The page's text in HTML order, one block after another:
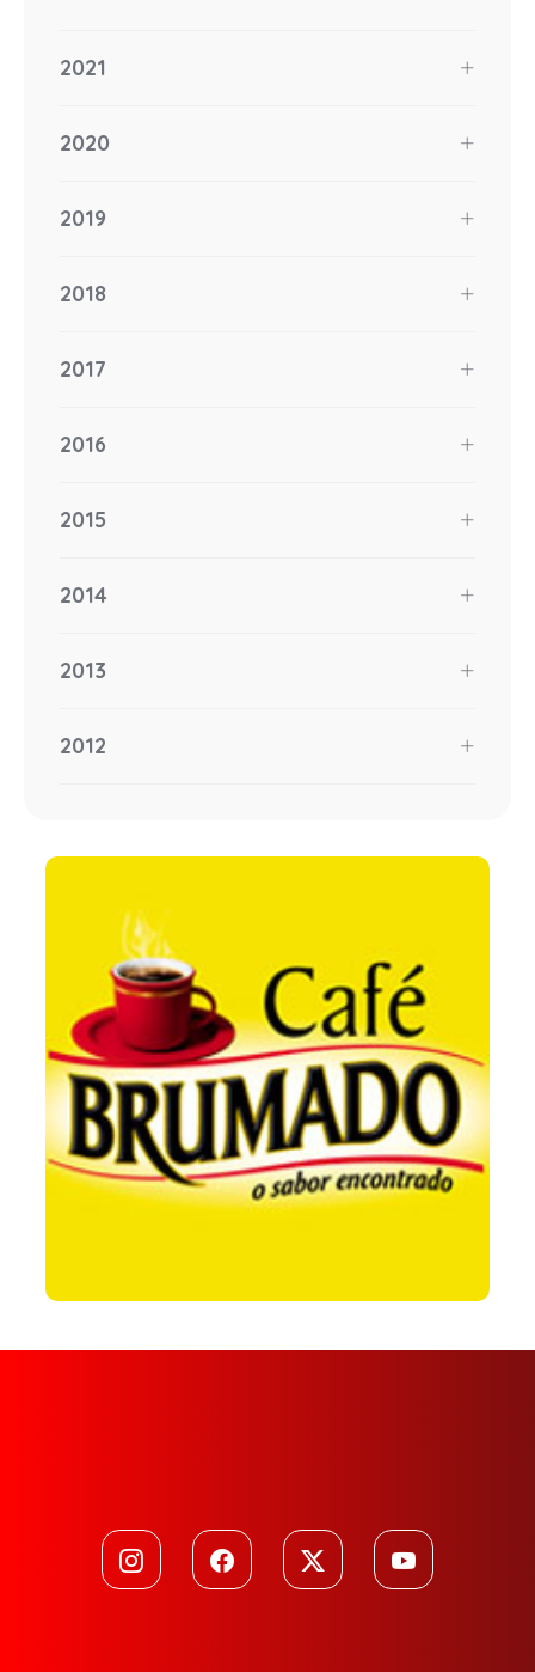
2021
2020
2019
2018
2017
2016
2015
2014
2013
2012